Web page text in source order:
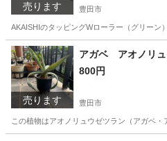
売ります 豊田市
AKAISHIのタッピングWローラー（グリー
愛知 豊田市 フェイスケア ア
売ります
アガベ アオノリ
800円
豊田市
この植物はアオノリュウゼツラン（アガベ